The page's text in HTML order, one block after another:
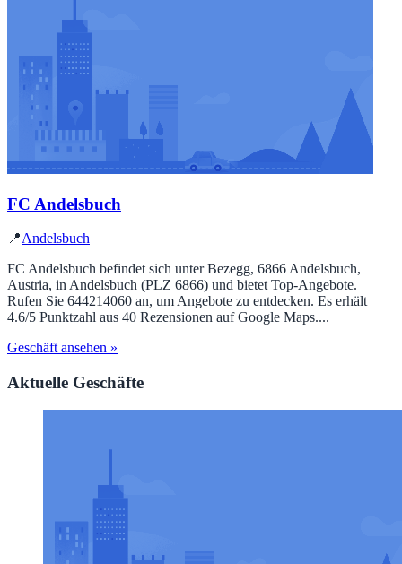
FC Andelsbuch
📍Andelsbuch
FC Andelsbuch befindet sich unter Bezegg, 6866 Andelsbuch,
Austria, in Andelsbuch (PLZ 6866) und bietet Top‑Angebote.
Rufen Sie 644214060 an, um Angebote zu entdecken. Es erhält
4.6/5 Punktzahl aus 40 Rezensionen auf Google Maps....
Geschäft ansehen »
Aktuelle Geschäfte